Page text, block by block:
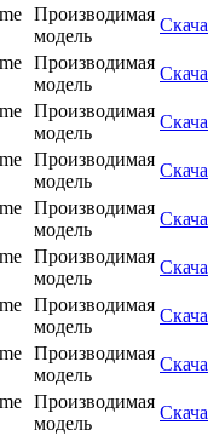
Производимая
модель
Производимая
модель
Производимая
модель
Производимая
модель
Производимая
модель
Производимая
модель
Производимая
модель
Производимая
модель
Производимая
модель